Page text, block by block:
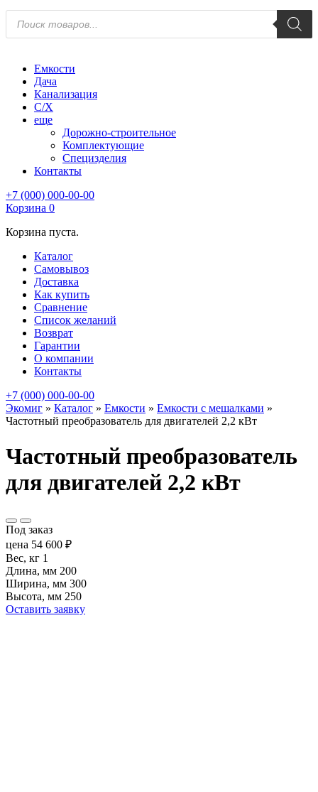
Поиск
товаров
Емкости
Дача
Канализация
С/Х
еще
Дорожно-строительное
Комплектующие
Специзделия
Контакты
+7 (000) 000-00-00
Корзина 0
Корзина пуста.
Каталог
Самовывоз
Доставка
Как купить
Сравнение
Список желаний
Возврат
Гарантии
О компании
Контакты
+7 (000) 000-00-00
Экомиг » Каталог » Емкости » Емкости с мешалками »
Частотный преобразователь для двигателей 2,2 кВт
Частотный преобразователь
для двигателей 2,2 кВт
Под заказ
цена 54 600 ₽
Вес, кг 1
Длина, мм 200
Ширина, мм 300
Высота, мм 250
Оставить заявку